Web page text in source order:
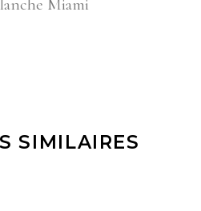
Miami
SIMILAIRES